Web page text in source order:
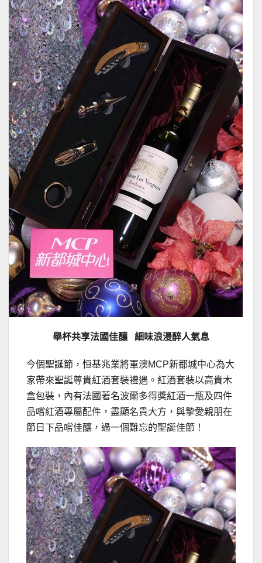
舉杯共享法國佳釀 細味浪漫醉人氣息
今個聖誕節，恒基兆業將軍澳MCP新都城中心為大
家帶來聖誕尊貴紅酒套裝禮遇。紅酒套裝以高貴木
盒包裝，內有法國著名波爾多得獎紅酒一瓶及四件
品嚐紅酒專屬配件，盡顯名貴大方，與摯愛親朋在
節日下品嚐佳釀，過一個難忘的聖誕佳節！